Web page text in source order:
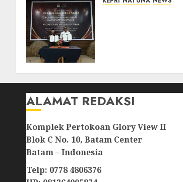
07/08/2026 0
ALAMAT REDAKSI
Komplek Pertokoan Glory View II
Blok C No. 10, Batam Center
Batam – Indonesia
Telp: 0778 4806376